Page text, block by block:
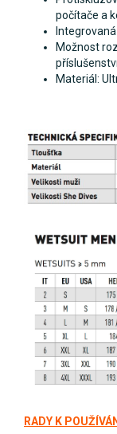
počítače a
Možnost
Materiál:
RADY K